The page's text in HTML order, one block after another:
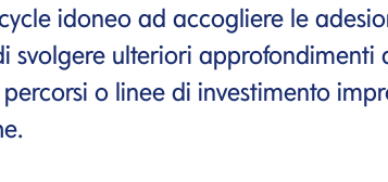
idoneo ad accogliere le
svolgere ulteriori
o linee di investimento